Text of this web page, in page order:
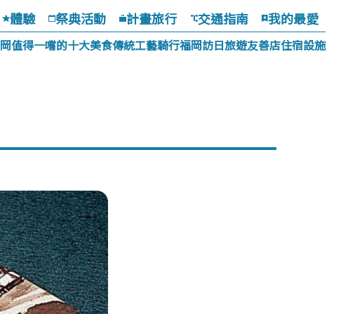
體驗 祭典活動 計畫旅行 交通指南 我的最愛
值得一嚐的十大美食傳統工藝騎行福岡訪日旅遊友善店住宿設施